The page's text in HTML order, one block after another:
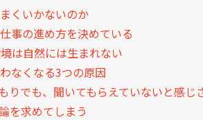
くいかないのか
事の進め方を決めている
は自然には生まれない
なくなる3つの原因
りでも、聞いてもらえていないと感じ
を求めてしまう